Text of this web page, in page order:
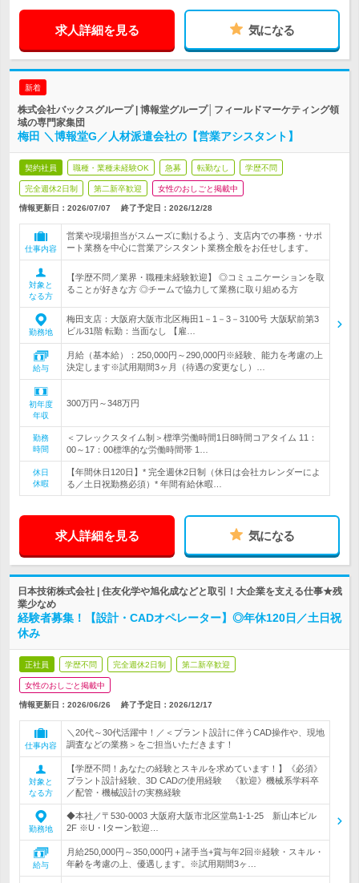
求人詳細を見る 気になる
新着
株式会社バックスグループ | 博報堂グループ│フィールドマーケティング領
域の専門家集団
梅田 ＼博報堂G／人材派遣会社の【営業アシスタント】
契約社員 職種・業種未経験OK 急募 転勤なし 学歴不問
完全週休2日制 第二新卒歓迎 女性のおしごと掲載中
情報更新日：2026/07/07 終了予定日： 2026/12/28
仕事内容
営業や現場担当がスムーズに動けるよう、支店内での事務・サポ
ート業務を中心に営業アシスタント業務全般をお任せします。
対象と
なる方
【学歴不問／業界・職種未経験歓迎】 ◎コミュニケーションを取
ることが好きな方 ◎チームで協力して業務に取り組める方
勤務地
梅田支店：大阪府大阪市北区梅田1－1－3－3100号 大阪駅前第3
ビル31階 転勤：当面なし 【雇…
給与
月給（基本給）：250,000円～290,000円※経験、能力を考慮の上
決定します※試用期間3ヶ月（待遇の変更なし）…
初年度
年収
300万円～348万円
勤務
時間
＜フレックスタイム制＞標準労働時間1日8時間コアタイム 11：
00～17：00標準的な労働時間帯 1…
休日
休暇
【年間休日120日】* 完全週休2日制（休日は会社カレンダーによ
る／土日祝勤務必須）* 年間有給休暇…
求人詳細を見る 気になる
日本技術株式会社 | 住友化学や旭化成などと取引！大企業を支える仕事★残
業少なめ
経験者募集！【設計・CADオペレーター】◎年休120日／土日祝
休み
正社員 学歴不問 完全週休2日制 第二新卒歓迎
女性のおしごと掲載中
情報更新日：2026/06/26 終了予定日： 2026/12/17
仕事内容
＼20代～30代活躍中！／＜プラント設計に伴うCAD操作や、現地
調査などの業務＞をご担当いただきます！
対象と
なる方
【学歴不問！あなたの経験とスキルを求めています！】《必須》
プラント設計経験、3D CADの使用経験 《歓迎》機械系学科卒
／配管・機械設計の実務経験
勤務地
◆本社／〒530-0003 大阪府大阪市北区堂島1-1-25 新山本ビル
2F ※U・Iターン歓迎…
給与
月給250,000円～350,000円＋諸手当+賞与年2回※経験・スキル・
年齢を考慮の上、優遇します。※試用期間3ヶ…